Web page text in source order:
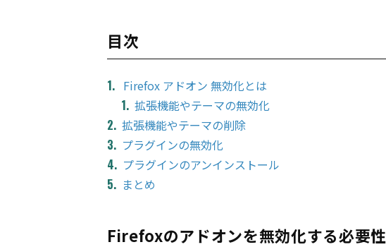
目次
Firefox アドオン 無効化とは
拡張機能やテーマの無効化
拡張機能やテーマの削除
プラグインの無効化
プラグインのアンインストール
まとめ
Firefoxのアドオンを無効化する必要性